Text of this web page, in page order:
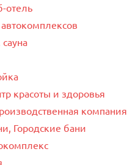
отель
красоты и здоровья
компания
Городские бани